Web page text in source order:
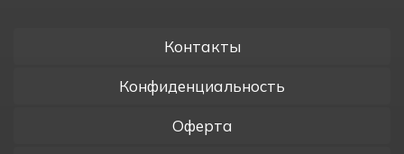
Контакты
Конфиденциальность
Оферта